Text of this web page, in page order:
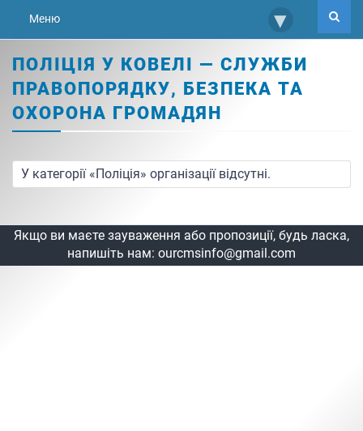
Меню ▾
ПОЛІЦІЯ У КОВЕЛІ — СЛУЖБИ
ПРАВОПОРЯДКУ, БЕЗПЕКА ТА
ОХОРОНА ГРОМАДЯН
У категорії «Поліція» організації відсутні.
Якщо ви маєте зауваження або пропозиції, будь ласка,
напишіть нам: ourcmsinfo@gmail.com